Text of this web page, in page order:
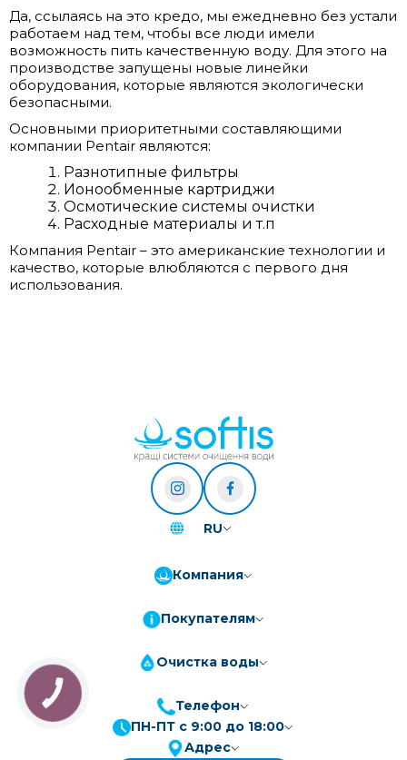
Да, ссылаясь на это кредо, мы ежедневно без устали
работаем над тем, чтобы все люди имели
возможность пить качественную воду. Для этого на
производстве запущены новые линейки
оборудования, которые являются экологически
безопасными.
Основными приоритетными составляющими
компании Pentair являются:
Разнотипные фильтры
Ионообменные картриджи
Осмотические системы очистки
Расходные материалы и т.п
Компания Pentair – это американские технологии и
качество, которые влюбляются с первого дня
использования.
RU
Компания
Покупателям
Очистка воды
Телефон
ПН-ПТ с 9:00 до 18:00
Адрес
КНОПКА
ЗВ'ЯЗКУ